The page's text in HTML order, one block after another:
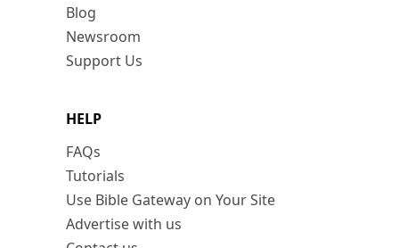
Blog
Newsroom
Support Us
HELP
FAQs
Tutorials
Use Bible Gateway on Your Site
Advertise with us